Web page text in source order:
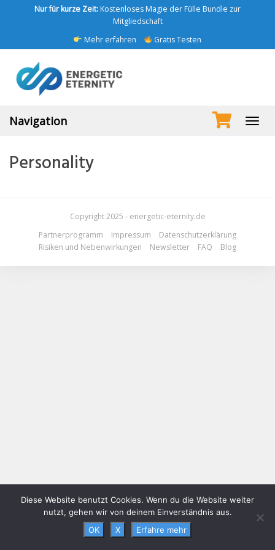
Nur für kurze Zeit:Kostenloses Magie der Fülle Bundle zur
Mitgliedschaft
Mehr erfahren
Gratis Testen
Navigation
Personality
Copyright 2025 - energetic-eternity.de
Partnerprogramm
Impressum
Datenschutzerklärung
Risiken und Nebenwirkungen
Newsletter FAQ Blog
Diese Website benutzt Cookies. Wenn du die Website weiter
nutzt, gehen wir von deinem Einverständnis aus.
OK
X Erfahre mehr